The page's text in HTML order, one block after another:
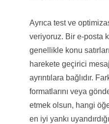
Ayrıca test ve
veriyoruz. Bir e-posta
genellikle konu
harekete geçirici
ayrıntılara bağlıdır.
formatlarını veya
etmek olsun, hangi
en iyi yankı